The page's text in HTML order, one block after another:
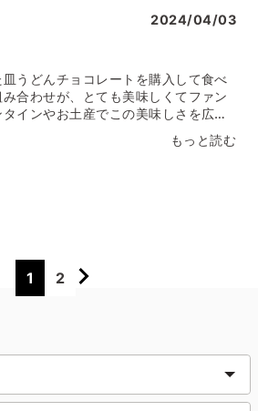
2024/04/03
うどんチョコレートを購入して食べ
合わせが、とても美味しくてファン
インやお土産でこの美味しさを広め
様義両親からお土産として頂きまし
こちらのものしか購入しないと話をし
願いします。神奈川県 Ｍ・Ｄ様
もっと読む
1 2